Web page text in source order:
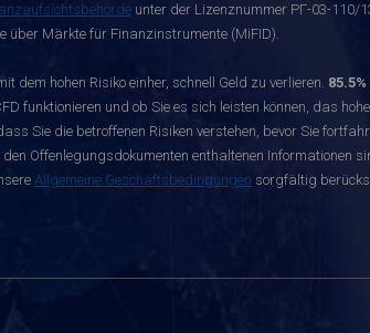
unter der Lizenznummer РГ-03-110/
über Märkte für Finanzinstrumente (MiFID).
dem hohen Risiko einher, schnell Geld zu verlieren.
funktionieren und ob Sie es sich leisten können, das
Sie die betroffenen Risiken verstehen, bevor Sie
Offenlegungsdokumenten enthaltenen Informationen
Allgemeine Geschäftsbedingungen sorgfältig